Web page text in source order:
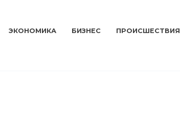
ЭКОНОМИКА БИЗНЕС ПРОИСШЕСТВИЯ